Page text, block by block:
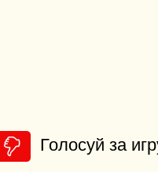
Голосуй за